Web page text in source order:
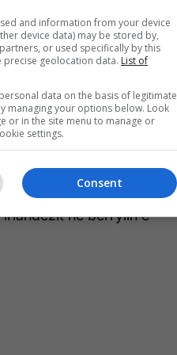
kur McGregor
në përballjen
por kyçi i këmbës së tij
këmba e tij u
në bërrylin e
and information from your device
device data) may be stored by,
or used specifically by this
precise geolocation data. List of
data on the basis of legitimate
managing your options below. Look
or in the site menu to manage or
settings.
Consent